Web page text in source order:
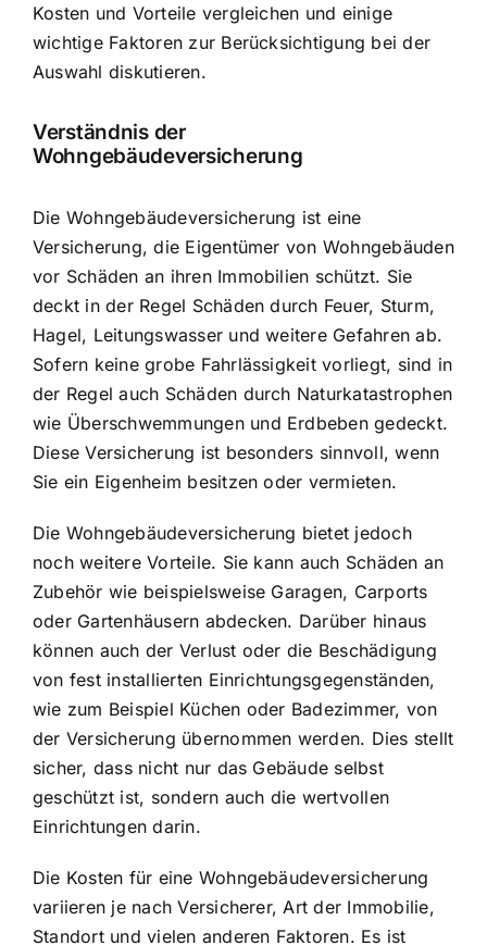
Kosten und Vorteile vergleichen und einige
wichtige Faktoren zur Berücksichtigung bei der
Auswahl diskutieren.
Verständnis der
Wohngebäudeversicherung
Die Wohngebäudeversicherung ist eine
Versicherung, die Eigentümer von Wohngebäuden
vor Schäden an ihren Immobilien schützt. Sie
deckt in der Regel Schäden durch Feuer, Sturm,
Hagel, Leitungswasser und weitere Gefahren ab.
Sofern keine grobe Fahrlässigkeit vorliegt, sind in
der Regel auch Schäden durch Naturkatastrophen
wie Überschwemmungen und Erdbeben gedeckt.
Diese Versicherung ist besonders sinnvoll, wenn
Sie ein Eigenheim besitzen oder vermieten.
Die Wohngebäudeversicherung bietet jedoch
noch weitere Vorteile. Sie kann auch Schäden an
Zubehör wie beispielsweise Garagen, Carports
oder Gartenhäusern abdecken. Darüber hinaus
können auch der Verlust oder die Beschädigung
von fest installierten Einrichtungsgegenständen,
wie zum Beispiel Küchen oder Badezimmer, von
der Versicherung übernommen werden. Dies stellt
sicher, dass nicht nur das Gebäude selbst
geschützt ist, sondern auch die wertvollen
Einrichtungen darin.
Die Kosten für eine Wohngebäudeversicherung
variieren je nach Versicherer, Art der Immobilie,
Standort und vielen anderen Faktoren. Es ist